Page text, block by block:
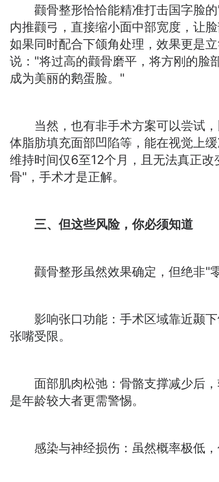
颧骨整形恰恰能精准打击国字脸
内推颧弓，直接缩小面中部宽度，让
如果同时配合下颌角处理，效果更是
说："将过高的颧骨磨平，将方刚的脸
成为美丽的鹅蛋脸。"
当然，也有非手术方案可以尝试，
体脂肪填充面部凹陷等，能在视觉上
维持时间仅6至12个月，且无法真正
骨"，手术才是正解。
三、但这些风险，你必须知道
颧骨整形虽然效果确定，但绝非"
影响张口功能：手术区域靠近颞下
张嘴受限。
面部肌肉松弛：骨骼支撑减少后，
是年龄较大者更需警惕。
感染与神经损伤：虽然概率极低，